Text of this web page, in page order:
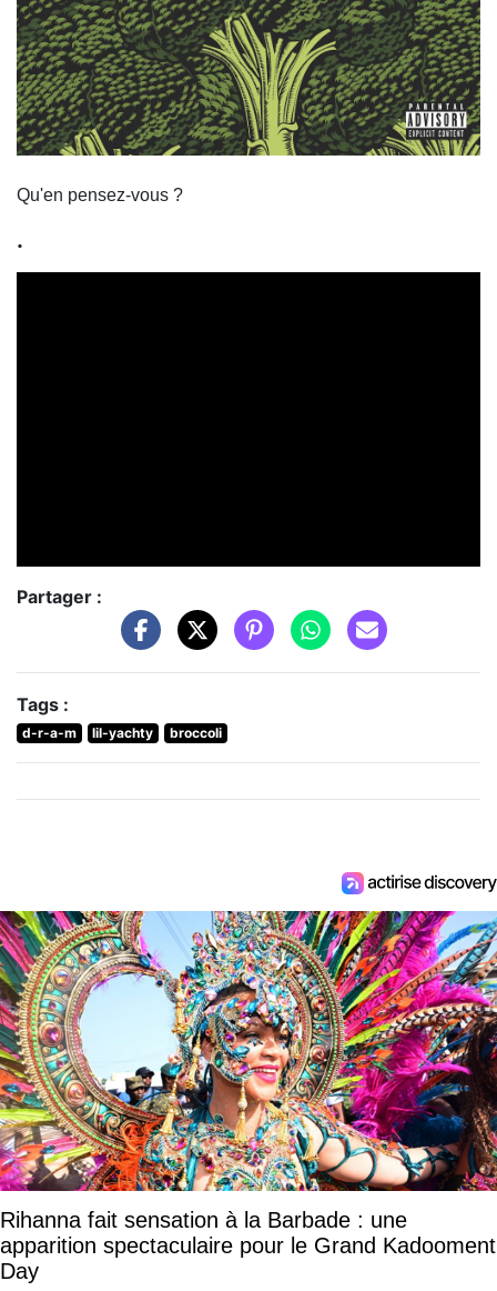
Qu'en pensez-vous ?
.
Partager :
Tags :
d-r-a-m lil-yachty broccoli
Rihanna fait sensation à la Barbade : une
apparition spectaculaire pour le Grand Kadooment
Day